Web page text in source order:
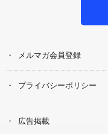
メルマガ会員登録
プライバシーポリシー
広告掲載